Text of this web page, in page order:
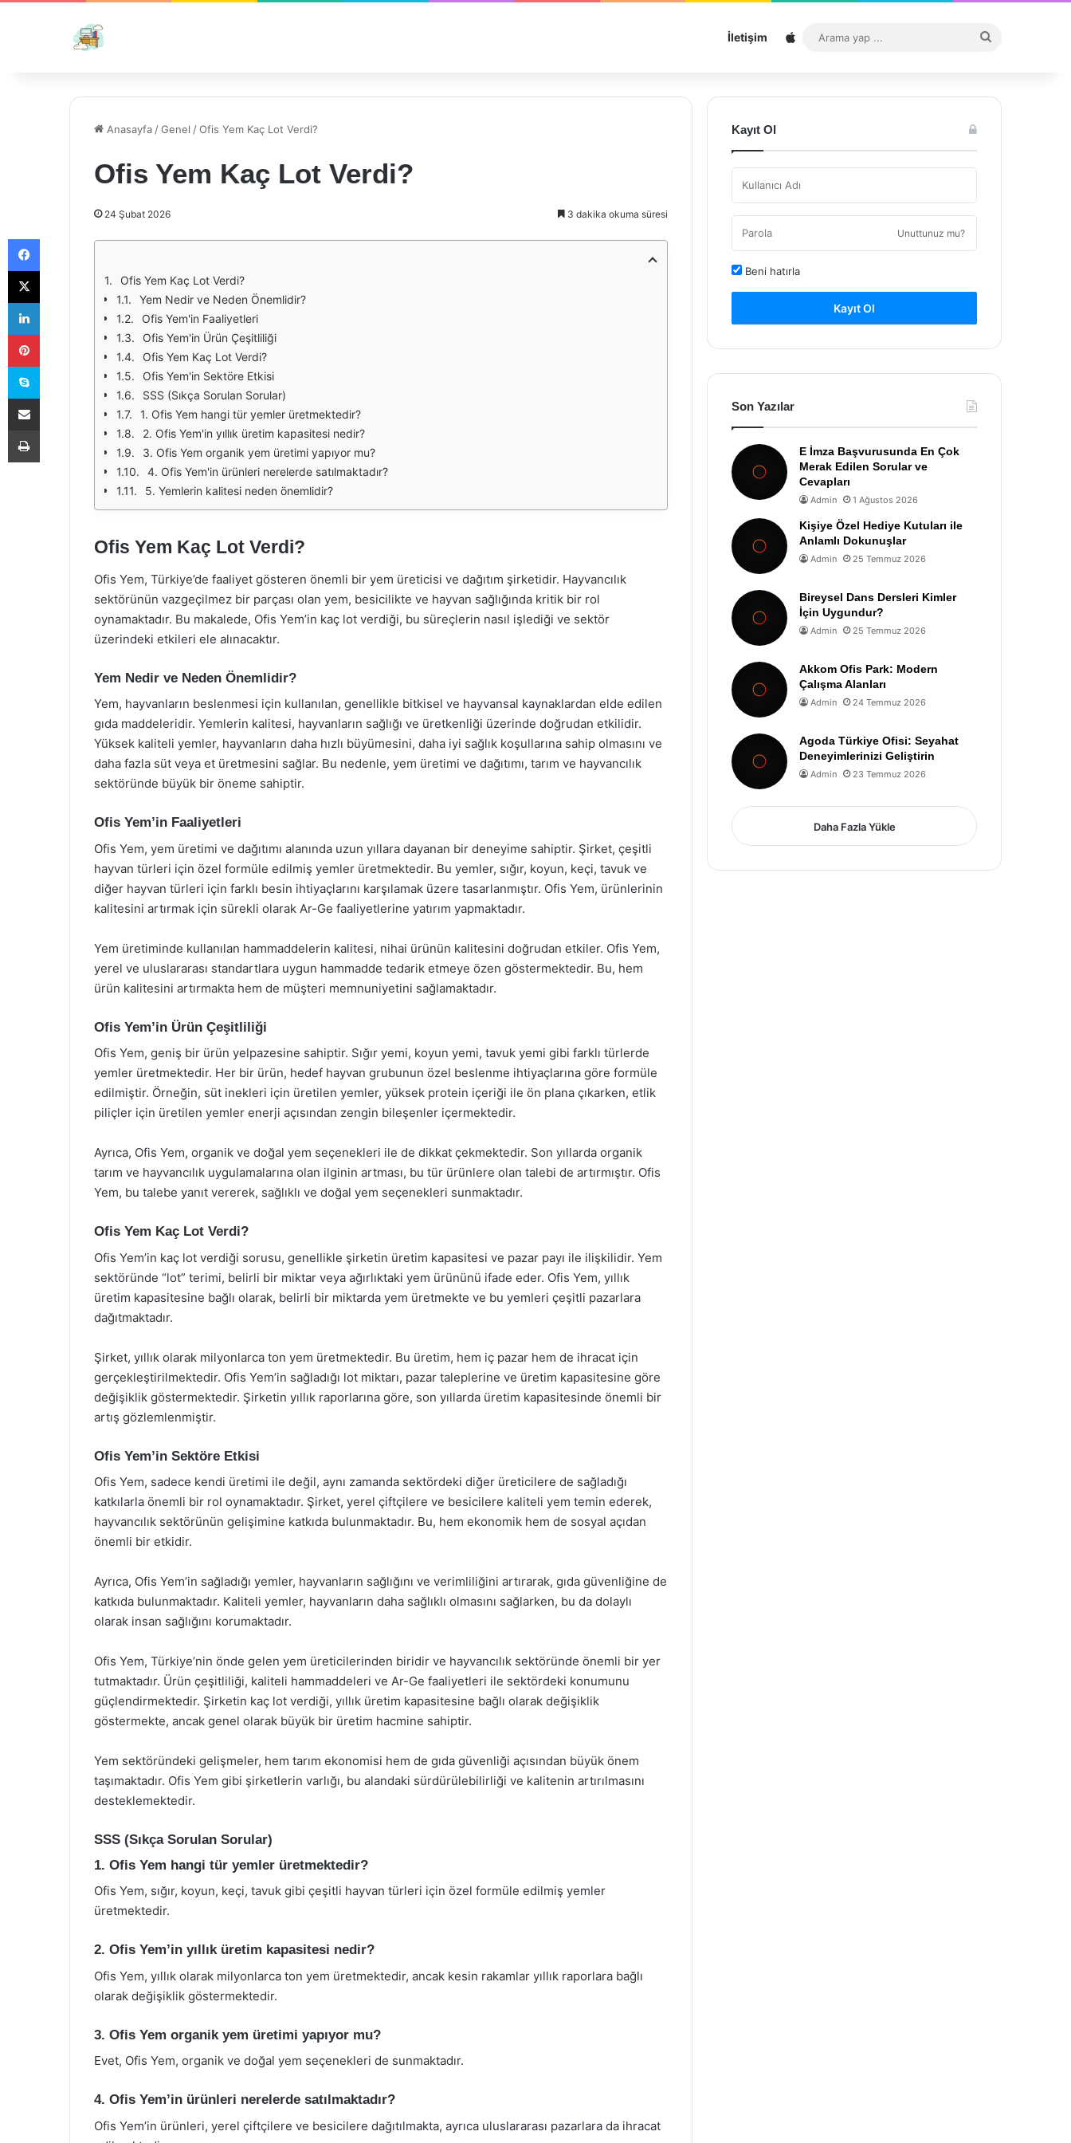
İletişim Sitemap
...
Anasayfa /Genel /Ofis Yem Kaç Lot Verdi?
Ofis Yem Kaç Lot Verdi?
24 Şubat 2026 3 dakika okuma süresi
Ofis Yem Kaç Lot Verdi?
Yem Nedir ve Neden Önemlidir?
Ofis Yem'in Faaliyetleri
Ofis Yem'in Ürün Çeşitliliği
Ofis Yem Kaç Lot Verdi?
Ofis Yem'in Sektöre Etkisi
SSS (Sıkça Sorulan Sorular)
1. Ofis Yem hangi tür yemler üretmektedir?
2. Ofis Yem'in yıllık üretim kapasitesi nedir?
3. Ofis Yem organik yem üretimi yapıyor mu?
4. Ofis Yem'in ürünleri nerelerde satılmaktadır?
5. Yemlerin kalitesi neden önemlidir?
Ofis Yem Kaç Lot Verdi?
Ofis Yem, Türkiye’de faaliyet gösteren önemli bir yem üreticisi ve dağıtım şirketidir. Hayvancılık
sektörünün vazgeçilmez bir parçası olan yem, besicilikte ve hayvan sağlığında kritik bir rol
oynamaktadır. Bu makalede, Ofis Yem’in kaç lot verdiği, bu süreçlerin nasıl işlediği ve sektör
üzerindeki etkileri ele alınacaktır.
Yem Nedir ve Neden Önemlidir?
Yem, hayvanların beslenmesi için kullanılan, genellikle bitkisel ve hayvansal kaynaklardan elde edilen
gıda maddeleridir. Yemlerin kalitesi, hayvanların sağlığı ve üretkenliği üzerinde doğrudan etkilidir.
Yüksek kaliteli yemler, hayvanların daha hızlı büyümesini, daha iyi sağlık koşullarına sahip olmasını ve
daha fazla süt veya et üretmesini sağlar. Bu nedenle, yem üretimi ve dağıtımı, tarım ve hayvancılık
sektöründe büyük bir öneme sahiptir.
Ofis Yem’in Faaliyetleri
Ofis Yem, yem üretimi ve dağıtımı alanında uzun yıllara dayanan bir deneyime sahiptir. Şirket, çeşitli
hayvan türleri için özel formüle edilmiş yemler üretmektedir. Bu yemler, sığır, koyun, keçi, tavuk ve
diğer hayvan türleri için farklı besin ihtiyaçlarını karşılamak üzere tasarlanmıştır. Ofis Yem, ürünlerinin
kalitesini artırmak için sürekli olarak Ar-Ge faaliyetlerine yatırım yapmaktadır.
Yem üretiminde kullanılan hammaddelerin kalitesi, nihai ürünün kalitesini doğrudan etkiler. Ofis Yem,
yerel ve uluslararası standartlara uygun hammadde tedarik etmeye özen göstermektedir. Bu, hem
ürün kalitesini artırmakta hem de müşteri memnuniyetini sağlamaktadır.
Ofis Yem’in Ürün Çeşitliliği
Ofis Yem, geniş bir ürün yelpazesine sahiptir. Sığır yemi, koyun yemi, tavuk yemi gibi farklı türlerde
yemler üretmektedir. Her bir ürün, hedef hayvan grubunun özel beslenme ihtiyaçlarına göre formüle
edilmiştir. Örneğin, süt inekleri için üretilen yemler, yüksek protein içeriği ile ön plana çıkarken, etlik
piliçler için üretilen yemler enerji açısından zengin bileşenler içermektedir.
Ayrıca, Ofis Yem, organik ve doğal yem seçenekleri ile de dikkat çekmektedir. Son yıllarda organik
tarım ve hayvancılık uygulamalarına olan ilginin artması, bu tür ürünlere olan talebi de artırmıştır. Ofis
Yem, bu talebe yanıt vererek, sağlıklı ve doğal yem seçenekleri sunmaktadır.
Ofis Yem Kaç Lot Verdi?
Ofis Yem’in kaç lot verdiği sorusu, genellikle şirketin üretim kapasitesi ve pazar payı ile ilişkilidir. Yem
sektöründe “lot” terimi, belirli bir miktar veya ağırlıktaki yem ürününü ifade eder. Ofis Yem, yıllık
üretim kapasitesine bağlı olarak, belirli bir miktarda yem üretmekte ve bu yemleri çeşitli pazarlara
dağıtmaktadır.
Şirket, yıllık olarak milyonlarca ton yem üretmektedir. Bu üretim, hem iç pazar hem de ihracat için
gerçekleştirilmektedir. Ofis Yem’in sağladığı lot miktarı, pazar taleplerine ve üretim kapasitesine göre
değişiklik göstermektedir. Şirketin yıllık raporlarına göre, son yıllarda üretim kapasitesinde önemli bir
artış gözlemlenmiştir.
Ofis Yem’in Sektöre Etkisi
Ofis Yem, sadece kendi üretimi ile değil, aynı zamanda sektördeki diğer üreticilere de sağladığı
katkılarla önemli bir rol oynamaktadır. Şirket, yerel çiftçilere ve besicilere kaliteli yem temin ederek,
hayvancılık sektörünün gelişimine katkıda bulunmaktadır. Bu, hem ekonomik hem de sosyal açıdan
önemli bir etkidir.
Ayrıca, Ofis Yem’in sağladığı yemler, hayvanların sağlığını ve verimliliğini artırarak, gıda güvenliğine de
katkıda bulunmaktadır. Kaliteli yemler, hayvanların daha sağlıklı olmasını sağlarken, bu da dolaylı
olarak insan sağlığını korumaktadır.
Ofis Yem, Türkiye’nin önde gelen yem üreticilerinden biridir ve hayvancılık sektöründe önemli bir yer
tutmaktadır. Ürün çeşitliliği, kaliteli hammaddeleri ve Ar-Ge faaliyetleri ile sektördeki konumunu
güçlendirmektedir. Şirketin kaç lot verdiği, yıllık üretim kapasitesine bağlı olarak değişiklik
göstermekte, ancak genel olarak büyük bir üretim hacmine sahiptir.
Yem sektöründeki gelişmeler, hem tarım ekonomisi hem de gıda güvenliği açısından büyük önem
taşımaktadır. Ofis Yem gibi şirketlerin varlığı, bu alandaki sürdürülebilirliği ve kalitenin artırılmasını
desteklemektedir.
SSS (Sıkça Sorulan Sorular)
1. Ofis Yem hangi tür yemler üretmektedir?
Ofis Yem, sığır, koyun, keçi, tavuk gibi çeşitli hayvan türleri için özel formüle edilmiş yemler
üretmektedir.
2. Ofis Yem’in yıllık üretim kapasitesi nedir?
Ofis Yem, yıllık olarak milyonlarca ton yem üretmektedir, ancak kesin rakamlar yıllık raporlara bağlı
olarak değişiklik göstermektedir.
3. Ofis Yem organik yem üretimi yapıyor mu?
Evet, Ofis Yem, organik ve doğal yem seçenekleri de sunmaktadır.
4. Ofis Yem’in ürünleri nerelerde satılmaktadır?
Ofis Yem’in ürünleri, yerel çiftçilere ve besicilere dağıtılmakta, ayrıca uluslararası pazarlara da ihracat
Kayıt Ol
Unuttunuz mu?
Beni hatırla
Kayıt Ol
Son Yazılar
E İmza Başvurusunda En Çok
Merak Edilen Sorular ve
Cevapları
Admin 1 Ağustos 2026
Kişiye Özel Hediye Kutuları ile
Anlamlı Dokunuşlar
Admin 25 Temmuz 2026
Bireysel Dans Dersleri Kimler
İçin Uygundur?
Admin 25 Temmuz 2026
Akkom Ofis Park: Modern
Çalışma Alanları
Admin 24 Temmuz 2026
Agoda Türkiye Ofisi: Seyahat
Deneyimlerinizi Geliştirin
Admin 23 Temmuz 2026
Daha Fazla Yükle
Facebook
X
LinkedIn
Pinterest
Skype
E-Posta ile paylaş